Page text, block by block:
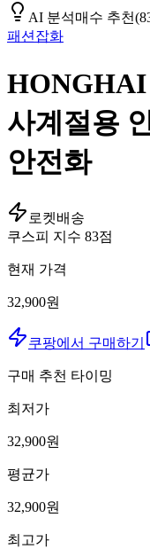
AI 분석매수 추천(
패션잡화
HONGHAI
사계절용
안전화
로켓배송
쿠스피 지수 83점
현재 가격
32,900원
쿠팡에서 구매하기
구매 추천 타이밍
최저가
32,900원
평균가
32,900원
최고가